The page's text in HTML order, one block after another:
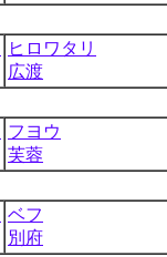
ヒロワタリ
広渡
フヨウ
芙蓉
ベフ
別府